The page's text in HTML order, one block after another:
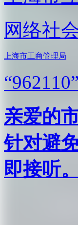
网络社
上海市工商管理局
“962110”
亲爱的
针对避
即接听。